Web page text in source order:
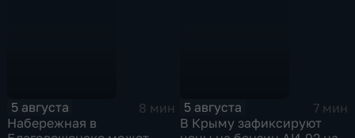
5 августа
8 мин
Набережная в
5 августа
7 мин
В Крыму зафиксируют